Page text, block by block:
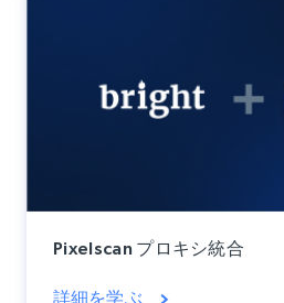
Pixelscan プロキシ統合
詳細を学ぶ